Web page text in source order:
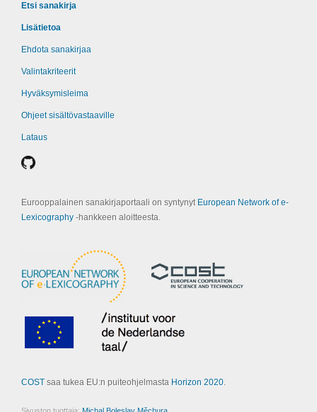
Etsi sanakirja
Lisätietoa
Ehdota sanakirjaa
Valintakriteerit
Hyväksymisleima
Ohjeet sisältövastaaville
Lataus
Eurooppalainen sanakirjaportaali on syntynyt European Network of e-
Lexicography ‑hankkeen aloitteesta.
COSTsaa tukea EU:n puiteohjelmasta Horizon 2020.